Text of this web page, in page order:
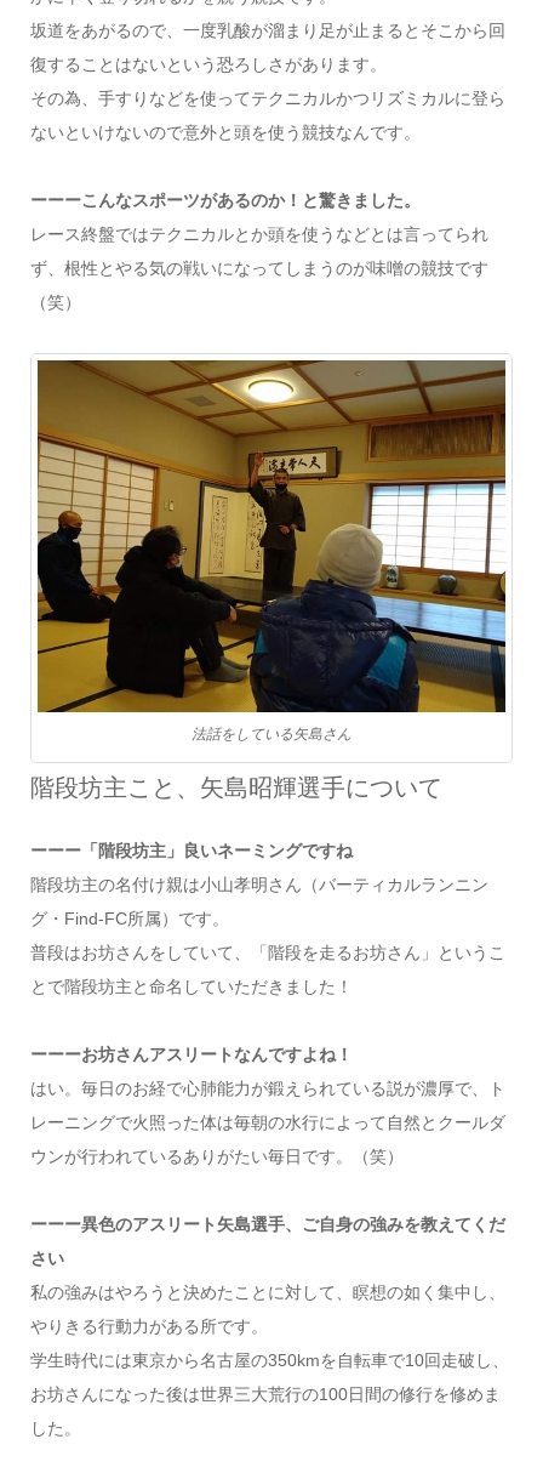
坂道をあがるので、一度乳酸が溜まり足が止まるとそこから回
復することはないという恐ろしさがあります。
その為、手すりなどを使ってテクニカルかつリズミカルに登ら
ないといけないので意外と頭を使う競技なんです。
ーーーこんなスポーツがあるのか！と驚きました。
レース終盤ではテクニカルとか頭を使うなどとは言ってられ
ず、根性とやる気の戦いになってしまうのが味噌の競技です
（笑）
法話をしている矢島さん
階段坊主こと、矢島昭輝選手について
ーーー「階段坊主」良いネーミングですね
階段坊主の名付け親は小山孝明さん（バーティカルランニン
グ・Find-FC所属）です。
普段はお坊さんをしていて、「階段を走るお坊さん」というこ
とで階段坊主と命名していただきました！
ーーーお坊さんアスリートなんですよね！
はい。毎日のお経で心肺能力が鍛えられている説が濃厚で、ト
レーニングで火照った体は毎朝の水行によって自然とクールダ
ウンが行われているありがたい毎日です。（笑）
ーーー異色のアスリート矢島選手、ご自身の強みを教えてくだ
さい
私の強みはやろうと決めたことに対して、瞑想の如く集中し、
やりきる行動力がある所です。
学生時代には東京から名古屋の350kmを自転車で10回走破し、
お坊さんになった後は世界三大荒行の100日間の修行を修めま
した。